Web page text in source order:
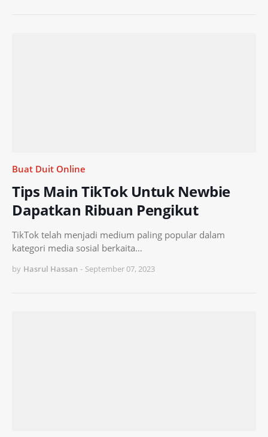
Buat Duit Online
Tips Main TikTok Untuk Newbie
Dapatkan Ribuan Pengikut
TikTok telah menjadi medium paling popular dalam
kategori media sosial berkaita…
by Hasrul Hassan - September 07, 2023